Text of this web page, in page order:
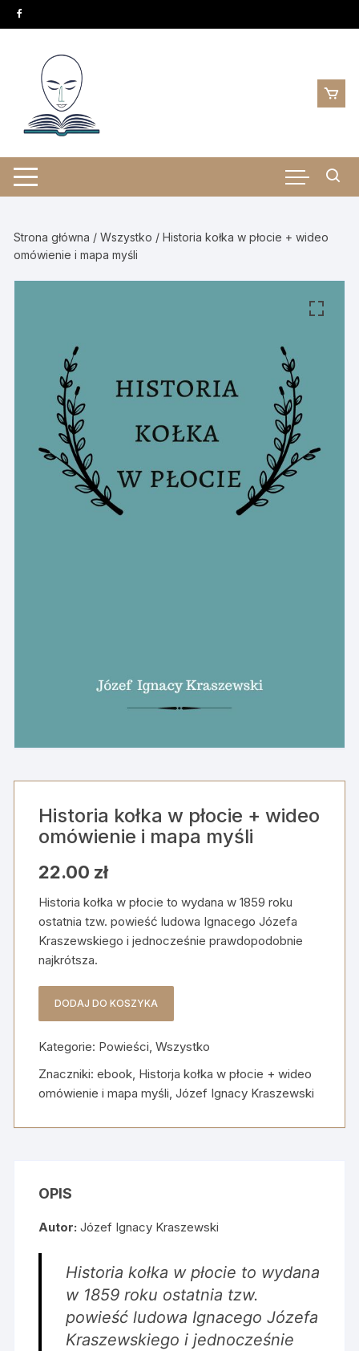
Skip
to
Strona główna /Wszystko / Historia kołka w płocie + wideo
omówienie i mapa myśli
Historia kołka w płocie + wideo
omówienie i mapa myśli
22.00 zł
Historia kołka w płocie to wydana w 1859 roku
ostatnia tzw. powieść ludowa Ignacego Józefa
Kraszewskiego i jednocześnie prawdopodobnie
najkrótsza.
kołka
w
płocie
wideo
mapa
DODAJ DO KOSZYKA
Kategorie: Powieści,Wszystko
Znaczniki:ebook, Historja kołka w płocie + wideo
omówienie i mapa myśli,Józef Ignacy Kraszewski
OPIS
Autor: Józef Ignacy Kraszewski
Historia kołka w płocie to wydana
w 1859 roku ostatnia tzw.
powieść ludowa Ignacego Józefa
Kraszewskiego i jednocześnie